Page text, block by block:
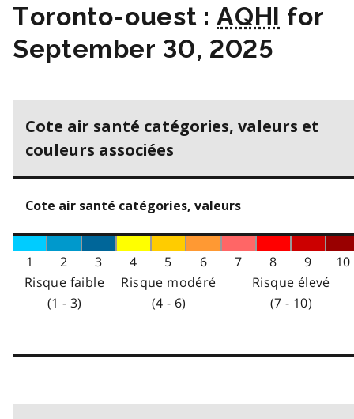
Toronto-ouest :AQHI for
September 30, 2025
Cote air santé catégories, valeurs et
couleurs associées
Cote air santé catégories, valeurs
1 2 3 4 5 6 7 8 9
10
Risque faible
(1 - 3)
Risque modéré
(4 - 6)
Risque élevé
(7 - 10)